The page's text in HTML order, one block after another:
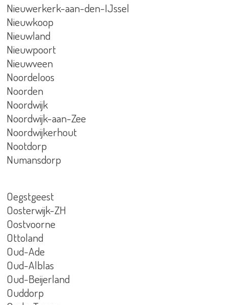
Nieuwerkerk-aan-den-IJssel
Nieuwkoop
Nieuwland
Nieuwpoort
Nieuwveen
Noordeloos
Noorden
Noordwijk
Noordwijk-aan-Zee
Noordwijkerhout
Nootdorp
Numansdorp
Oegstgeest
Oosterwijk-ZH
Oostvoorne
Ottoland
Oud-Ade
Oud-Alblas
Oud-Beijerland
Ouddorp